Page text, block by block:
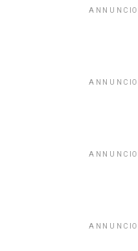
ANNUNCIO
ANNUNCIO
ANNUNCIO
ANNUNCIO